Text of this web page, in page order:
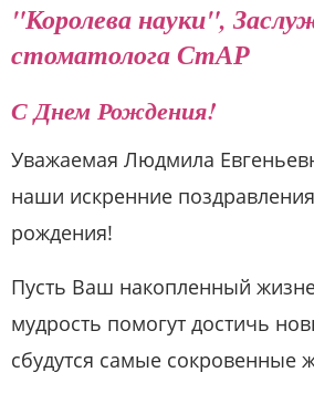
"Королева науки",
стоматолога СтАР
С Днем Рождения!
Уважаемая Людмила
наши искренние
рождения!
Пусть Ваш накопленный
мудрость помогут достичь
сбудутся самые сокровенные